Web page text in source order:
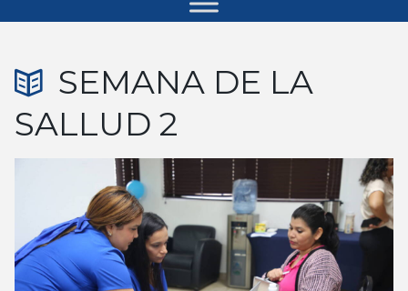
SEMANA DE LA
SALLUD 2